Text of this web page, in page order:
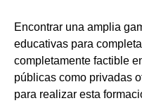
Encontrar una amplia
educativas para
completamente factible
públicas como privadas
para realizar esta